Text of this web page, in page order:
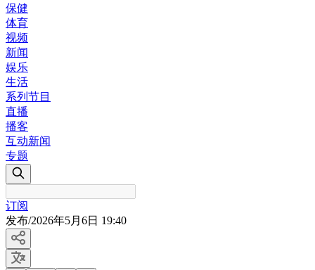
保健
体育
视频
新闻
娱乐
生活
系列节目
直播
播客
互动新闻
专题
订阅
发布/2026年5月6日 19:40